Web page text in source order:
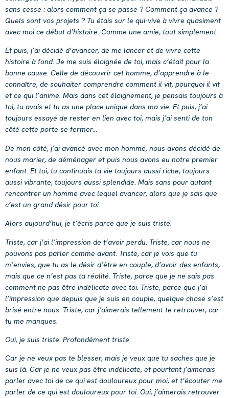
sans cesse : alors comment ça se passe ? Comment ça avance ?
Quels sont vos projets ? Tu étais sur le qui-vive à vivre quasiment
avec moi ce début d’histoire. Comme une amie, tout simplement.
Et puis, j’ai décidé d’avancer, de me lancer et de vivre cette
histoire à fond. Je me suis éloignée de toi, mais c’était pour la
bonne cause. Celle de découvrir cet homme, d’apprendre à le
connaître, de souhaiter comprendre comment il vit, pourquoi il vit
et ce qui l’anime. Mais dans cet éloignement, je pensais toujours à
toi, tu avais et tu as une place unique dans ma vie. Et puis, j’ai
toujours essayé de rester en lien avec toi, mais j’ai senti de ton
côté cette porte se fermer…
De mon côté, j’ai avancé avec mon homme, nous avons décidé de
nous marier, de déménager et puis nous avons eu notre premier
enfant. Et toi, tu continuais ta vie toujours aussi riche, toujours
aussi vibrante, toujours aussi splendide. Mais sans pour autant
rencontrer un homme avec lequel avancer, alors que je sais que
c’est un grand désir pour toi.
Alors aujourd’hui, je t’écris parce que je suis triste.
Triste, car j’ai l’impression de t’avoir perdu. Triste, car nous ne
pouvons pas parler comme avant. Triste, car je vois que tu
m’envies, que tu as le désir d’être en couple, d’avoir des enfants,
mais que ce n’est pas ta réalité. Triste, parce que je ne sais pas
comment ne pas être indélicate avec toi. Triste, parce que j’ai
l’impression que depuis que je suis en couple, quelque chose s’est
brisé entre nous. Triste, car j’aimerais tellement te retrouver, car
tu me manques.
Oui, je suis triste. Profondément triste.
Car je ne veux pas te blesser, mais je veux que tu saches que je
suis là. Car je ne veux pas être indélicate, et pourtant j’aimerais
parler avec toi de ce qui est douloureux pour moi, et t’écouter me
parler de ce qui est douloureux pour toi. Oui, j’aimerais retrouver